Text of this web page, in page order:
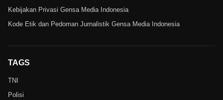
Kebijakan Privasi Gensa Media Indonesia
Kode Etik dan Pedoman Jurnalistik Gensa Media Indonesia
TAGS
TNI
Polisi